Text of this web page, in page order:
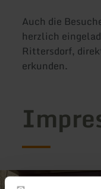
Auch die
herzlich
Rittersdorf,
erkunden.